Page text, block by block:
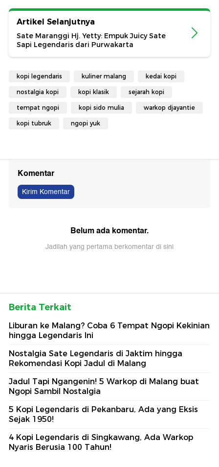
Artikel Selanjutnya
Sate Maranggi Hj. Yetty: Empuk Juicy Sate
Sapi Legendaris dari Purwakarta
kopi legendaris kuliner malang kedai kopi
nostalgia kopi kopi klasik sejarah kopi
tempat ngopi kopi sido mulia warkop djayantie
kopi tubruk ngopi yuk
Komentar
Kirim Komentar
Belum ada komentar.
Jadilah yang pertama berkomentar di sini
Berita Terkait
Liburan ke Malang? Coba 6 Tempat Ngopi Kekinian
hingga Legendaris Ini
Nostalgia Sate Legendaris di Jaktim hingga
Rekomendasi Kopi Jadul di Malang
Jadul Tapi Ngangenin! 5 Warkop di Malang buat
Ngopi Sambil Nostalgia
5 Kopi Legendaris di Pekanbaru, Ada yang Eksis
Sejak 1950!
4 Kopi Legendaris di Singkawang, Ada Warkop
Nyaris Berusia 100 Tahun!